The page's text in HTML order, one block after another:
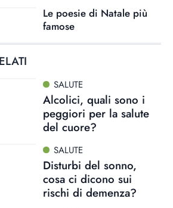
Le poesie di Natale più
famose
SALUTE
Alcolici, quali sono i
peggiori per la salute
del cuore?
SALUTE
Disturbi del sonno,
cosa ci dicono sui
rischi di demenza?